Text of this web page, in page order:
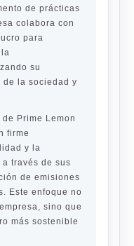
de prácticas
colabora con
para
su
de la sociedad y
Prime Lemon
firme
y la
través de sus
de emisiones
Este enfoque no
sino que
más sostenible